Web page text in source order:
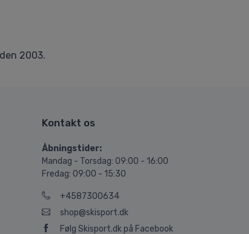
2003.
Kontakt os
Åbningstider:
Mandag - Torsdag: 09:00 - 16:00
Fredag: 09:00 - 15:30
+4587300634
shop@skisport.dk
Følg Skisport.dk på Facebook